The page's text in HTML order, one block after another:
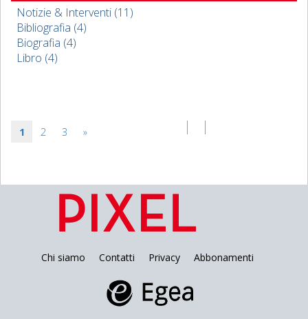
Notizie & Interventi (11)
Bibliografia (4)
Biografia (4)
Libro (4)
1 2 3 »
Chi siamo Contatti Privacy Abbonamenti